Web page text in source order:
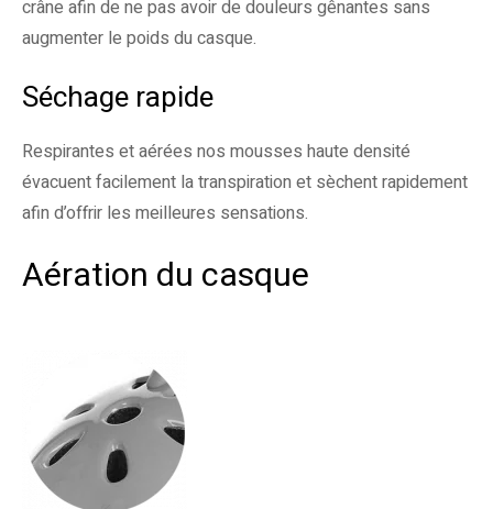
crâne afin de ne pas avoir de douleurs gênantes sans
augmenter le poids du casque.
Séchage rapide
Respirantes et aérées nos mousses haute densité
évacuent facilement la transpiration et sèchent rapidement
afin d’offrir les meilleures sensations.
Aération du casque